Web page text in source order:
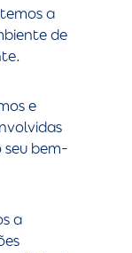
a
de
e
seu bem-
a